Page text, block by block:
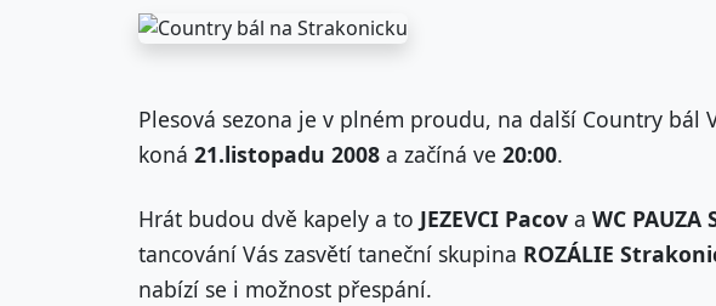
Plesová sezona je v plném proudu, na další Country bál
koná 21.listopadu 2008 a začíná ve 20:00.
Hrát budou dvě kapely a to JEZEVCI Pacov a WC
tancování Vás zasvětí taneční skupina ROZÁLIE
nabízí se i možnost přespání.